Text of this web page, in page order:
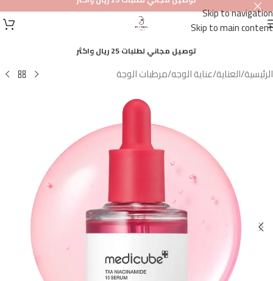
Skip to navigation
Skip to main content
توصيل مجاني لطلبات 25 ريال واكثر
الرئيسية/العناية/عناية الوجه/مرطبات الوجة